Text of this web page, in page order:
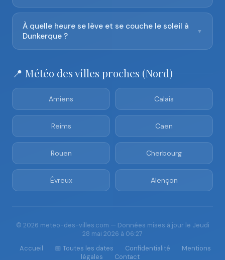
À quelle heure se lève et se couche le soleil à
Dunkerque ?
▼
📍 Météo des villes proches (Nord)
Amiens Calais
Reims Caen
Rouen Cherbourg
Évreux Alençon
© 2026 meteo-des-villes.com — Données mises à jour le Jeudi
28 mai 2026 à 06:27
Accueil
📅 Toutes les dates Confidentialité
Mentions
légales
Contact